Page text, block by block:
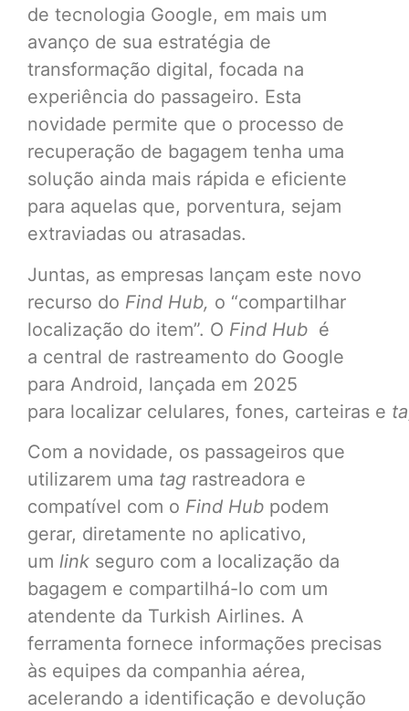
de tecnologia Google, em mais um
avanço de sua estratégia de
transformação digital, focada na
experiência do passageiro. Esta
novidade permite que o processo de
recuperação de bagagem tenha uma
solução ainda mais rápida e eficiente
para aquelas que, porventura, sejam
extraviadas ou atrasadas.
Juntas, as empresas lançam este novo
recurso do Find Hub, o “compartilhar
localização do item”. O Find Hub é
a central de rastreamento do Google
para Android, lançada em 2025
para localizar celulares, fones, carteiras e
Com a novidade, os passageiros que
utilizarem uma tag rastreadora e
compatível com o Find Hub podem
gerar, diretamente no aplicativo,
um link seguro com a localização da
bagagem e compartilhá-lo com um
atendente da Turkish Airlines. A
ferramenta fornece informações precisas
às equipes da companhia aérea,
acelerando a identificação e devolução